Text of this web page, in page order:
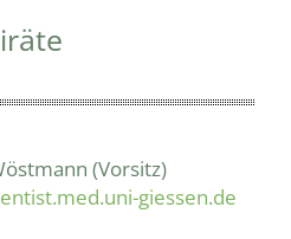
(Vorsitz)
giessen.de